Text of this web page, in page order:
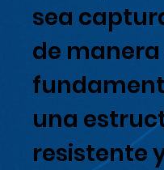
sea
de
una
resistente